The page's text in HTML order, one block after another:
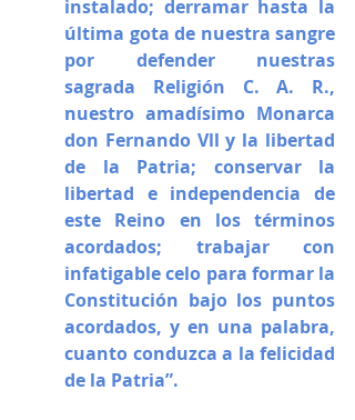
instalado; derramar hasta la
última gota de nuestra sangre
por defender nuestras
sagrada Religión C. A. R.,
nuestro amadísimo Monarca
don Fernando Vll y la libertad
de la Patria; conservar la
libertad e independencia de
este Reino en los términos
acordados; trabajar con
infatigable celo para formar la
Constitución bajo los puntos
acordados, y en una palabra,
cuanto conduzca a la felicidad
de la Patria”.